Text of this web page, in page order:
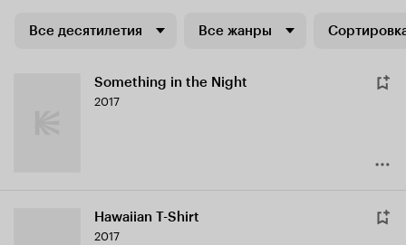
Все десятилетия Все жанры
Something in the Night
2017
Hawaiian T-Shirt
2017